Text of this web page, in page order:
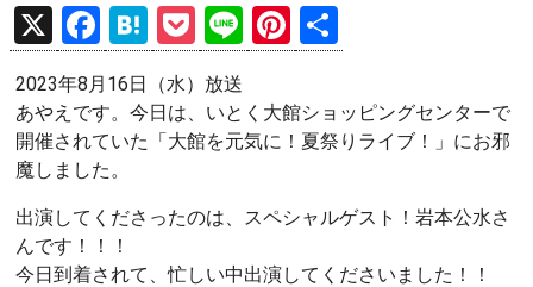
X
F
a
ce
b
o
o
k
H
at
e
n
P
o
ck
et
Li
n
e
Pi
nt
er
es
有
2023年8月16日（水）放送
あやえです。今日は、いとく大館ショッピングセンターで
開催されていた「大館を元気に！夏祭りライブ！」にお邪
魔しました。
出演してくださったのは、スペシャルゲスト！岩本公水さ
んです！！！
今日到着されて、忙しい中出演してくださいました！！